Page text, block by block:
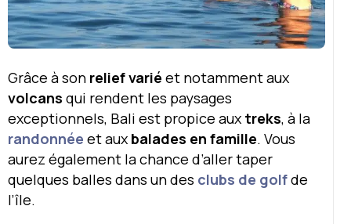
Grâce à son relief varié et notammentaux
volcans qui rendent les paysages
exceptionnels, Bali est propice aux treks, à la
randonnée et aux balades en famille. Vous
aurez également la chance d’aller taper
quelques balles dans un des clubs de golfde
l’île.